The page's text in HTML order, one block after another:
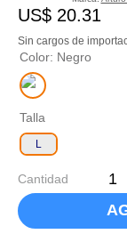
US$ 20.31
Sin cargos de
Color: Negro
Talla
L
Cantidad